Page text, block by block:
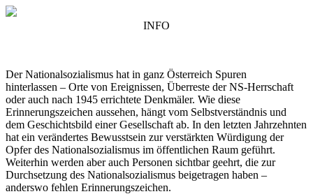
INFO
Der Nationalsozialismus hat in ganz Österreich Spuren
hinterlassen – Orte von Ereignissen, Überreste der NS-Herrschaft
oder auch nach 1945 errichtete Denkmäler. Wie diese
Erinnerungszeichen aussehen, hängt vom Selbstverständnis und
dem Geschichtsbild einer Gesellschaft ab. In den letzten Jahrzehnten
hat ein verändertes Bewusstsein zur verstärkten Würdigung der
Opfer des Nationalsozialismus im öffentlichen Raum geführt.
Weiterhin werden aber auch Personen sichtbar geehrt, die zur
Durchsetzung des Nationalsozialismus beigetragen haben –
anderswo fehlen Erinnerungszeichen.